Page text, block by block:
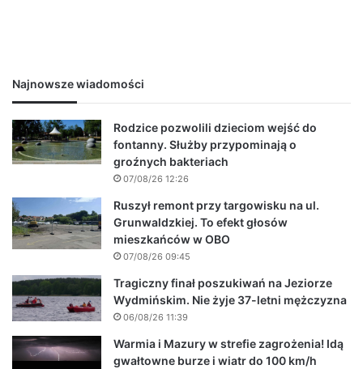
Najnowsze wiadomości
Rodzice pozwolili dzieciom wejść do
fontanny. Służby przypominają o
groźnych bakteriach
07/08/26 12:26
Ruszył remont przy targowisku na ul.
Grunwaldzkiej. To efekt głosów
mieszkańców w OBO
07/08/26 09:45
Tragiczny finał poszukiwań na Jeziorze
Wydmińskim. Nie żyje 37-letni mężczyzna
06/08/26 11:39
Warmia i Mazury w strefie zagrożenia! Idą
gwałtowne burze i wiatr do 100 km/h